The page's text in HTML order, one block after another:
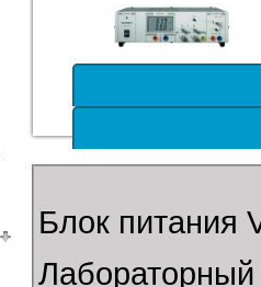
Блок питания
Лабораторный